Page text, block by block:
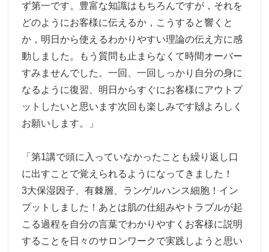
ず第一です。豊富な知識はもちろんですが，それを
どのようにお客様に伝えるか，こうすると響くと
か，明日から使えるわかりやすい理論の伝え方に感
動しました。もう質問も止まらなくて時間オーバー
すみませんでした。一回、一回しっかり自分の身に
なるように復習、明日からすぐにお客様にアウトプ
ットしたいと思います次回も楽しみです🙌よろしく
お願いします。」
「第1講で頭に入っていなかったことも繰り返し口
に出すことで覚えられるようになってきました！
3大保湿因子、有棘層、ランゲルハンス細胞！イン
プットしました！あとは肌の仕組みやトラブルが起
こる過程を自分の言葉でわかりやすくお客様に説明
することを日々のサロンワークで実践しようと思い